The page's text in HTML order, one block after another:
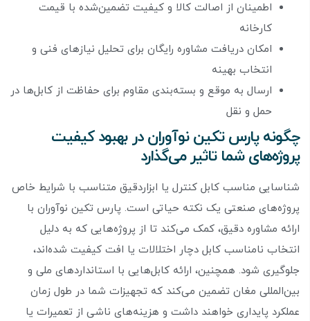
اطمینان از اصالت کالا و کیفیت تضمین‌شده با قیمت
کارخانه
امکان دریافت مشاوره رایگان برای تحلیل نیازهای فنی و
انتخاب بهینه
ارسال به موقع و بسته‌بندی مقاوم برای حفاظت از کابل‌ها در
حمل و نقل
چگونه پارس تکین نوآوران در بهبود کیفیت
پروژه‌های شما تاثیر می‌گذارد
شناسایی مناسب کابل کنترل یا ابزاردقیق متناسب با شرایط خاص
پروژه‌های صنعتی یک نکته حیاتی است. پارس تکین نوآوران با
ارائه مشاوره دقیق، کمک می‌کند تا از پروژه‌هایی که به دلیل
انتخاب نامناسب کابل دچار اختلالات یا افت کیفیت شده‌اند،
جلوگیری شود. همچنین، ارائه کابل‌هایی با استانداردهای ملی و
بین‌المللی مغان تضمین می‌کند که تجهیزات شما در طول زمان
عملکرد پایداری خواهند داشت و هزینه‌های ناشی از تعمیرات یا